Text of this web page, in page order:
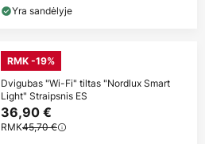
Yra sandėlyje
RMK -19%
Dvigubas "Wi-Fi" tiltas "Nordlux Smart
Light" Straipsnis ES
36,90 €
RMK45,70 €